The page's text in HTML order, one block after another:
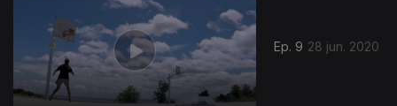
Ep. 9 28 jun. 2020